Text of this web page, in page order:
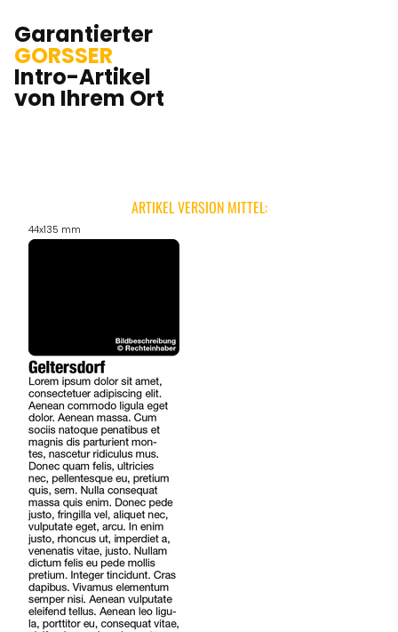
Garantierter
GORSSER
Intro-Artikel
von Ihrem Ort
ARTIKEL VERSION MITTEL:
44x135 mm